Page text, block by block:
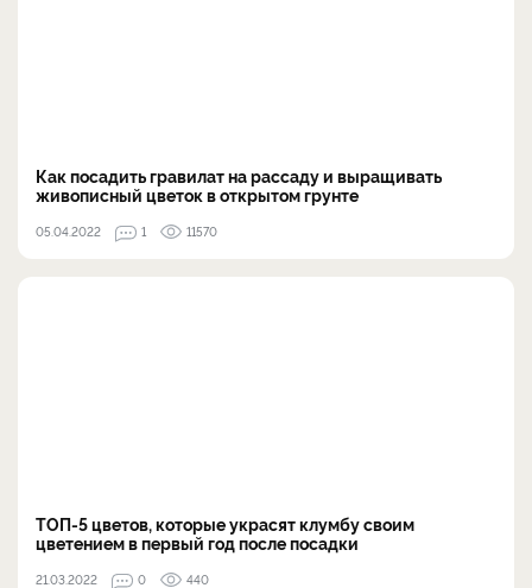
Как посадить гравилат на рассаду и выращивать
живописный цветок в открытом грунте
05.04.2022 1 11570
ТОП-5 цветов, которые украсят клумбу своим
цветением в первый год после посадки
21.03.2022 0 440